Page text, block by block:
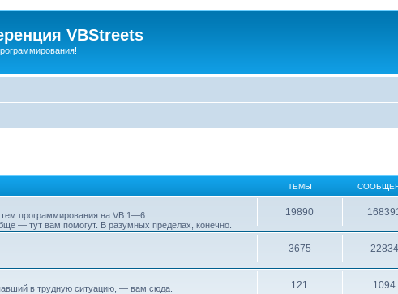
VBStreets
ТЕМЫ
программирования на VB 1—6.
— тут вам помогут. В разумных пределах, конечно.
19890
3675 22834
в трудную ситуацию, — вам сюда.
121 1094